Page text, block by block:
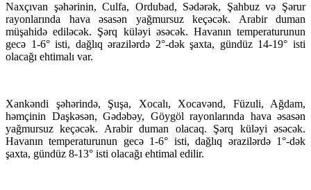
Naxçıvan şəhərinin, Culfa, Ordubad, Sədərək, Şahbuz və Şərur
rayonlarında hava əsasən yağmursuz keçəcək. Arabir duman
müşahidə ediləcək. Şərq küləyi əsəcək. Havanın temperaturunun
gecə 1-6° isti, dağlıq ərazilərdə 2°-dək şaxta, gündüz 14-19° isti
olacağı ehtimalı var.
Xankəndi şəhərində, Şuşa, Xocalı, Xocavənd, Füzuli, Ağdam,
həmçinin Daşkəsən, Gədəbəy, Göygöl rayonlarında hava əsasən
yağmursuz keçəcək. Arabir duman olacaq. Şərq küləyi əsəcək.
Havanın temperaturunun gecə 1-6° isti, dağlıq ərazilərdə 1°-dək
şaxta, gündüz 8-13° isti olacağı ehtimal edilir.